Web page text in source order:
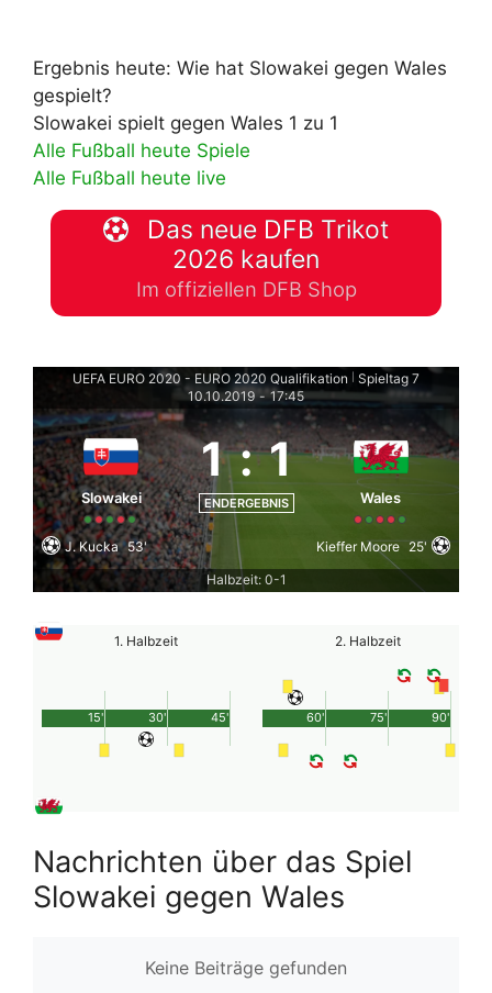
Ergebnis heute: Wie hat Slowakei gegen Wales
gespielt?
Slowakei spielt gegen Wales 1 zu 1
Alle Fußball heute Spiele
Alle Fußball heute live
Das neue DFB Trikot
2026 kaufen
Im offiziellen DFB Shop
UEFA EURO 2020 - EURO 2020 Qualifikation
Spieltag 7
10.10.2019 - 17:45
Slowakei
1 : 1
ENDERGEBNIS Wales
J. Kucka 53' Kieffer Moore 25'
Halbzeit: 0-1
1. Halbzeit
45'
15' 30'
2. Halbzeit
90'
60' 75'
Nachrichten über das Spiel
Slowakei gegen Wales
Keine Beiträge gefunden